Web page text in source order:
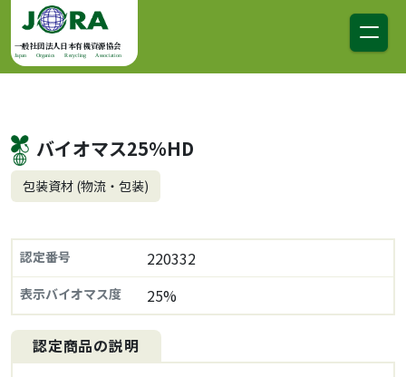
コンテンツへスキップ
メインナビゲーション
一般社団法人日本有機資源協会
Japan Organics Recycling Association
バイオマス25％HD
包装資材 (物流・包装)
認定番号 220332
表示バイオマス度 25%
認定商品の説明